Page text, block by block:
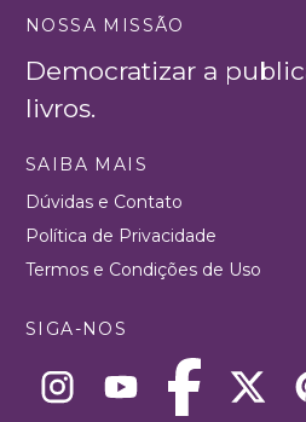
NOSSA MISSÃO
Democratizar a
livros.
SAIBA MAIS
Dúvidas e Contato
Política de Privacidade
Termos e Condições de Uso
SIGA-NOS